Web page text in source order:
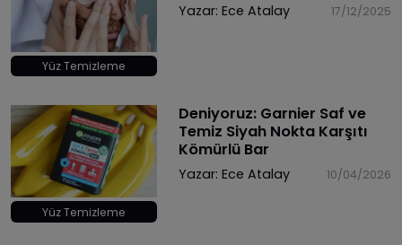
Yüz Temizleme
Yazar: Ece Atalay 17/12/2025
Yüz Temizleme
Deniyoruz: Garnier Saf ve
Temiz Siyah Nokta Karşıtı
Kömürlü Bar
Yazar: Ece Atalay 10/04/2026